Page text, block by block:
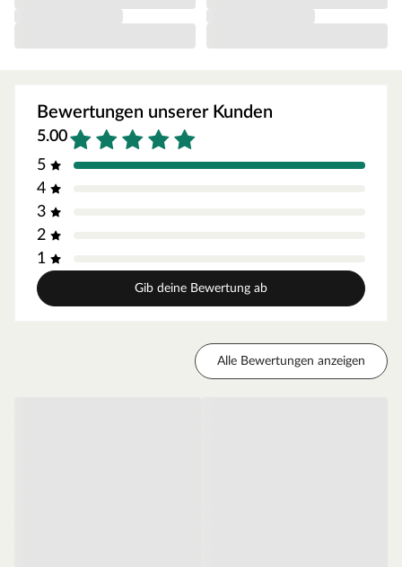
Feuchträume geeignet)
MDF
Die Lamellen sind 25 mm breit und haben einen Abstand
von 15 mm
Akustikpaneelen (22 mm) bewirkt eine Schallreduktion um
ca. 25%, abhängig von weiteren Faktoren*
Montage
Die Akustikpaneele werden als ganze Platten geliefert,
was die Montage denkbar einfach macht. Die Platten
Bewertungen unserer Kunden
5.00
5
4
3
2
1
Gib deine Bewertung ab
Alle Bewertungen anzeigen